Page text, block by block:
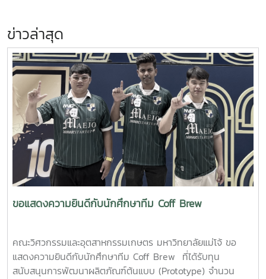
ข่าวล่าสุด
ขอแสดงความยินดีกับนักศึกษาทีม Coff Brew
คณะวิศวกรรมและอุตสาหกรรมเกษตร มหาวิทยาลัยแม่โจ้ ขอ
แสดงความยินดีกับนักศึกษาทีม Coff Brew ที่ได้รับทุน
สนับสนุนการพัฒนาผลิตภัณฑ์ต้นแบบ (Prototype) จำนวน